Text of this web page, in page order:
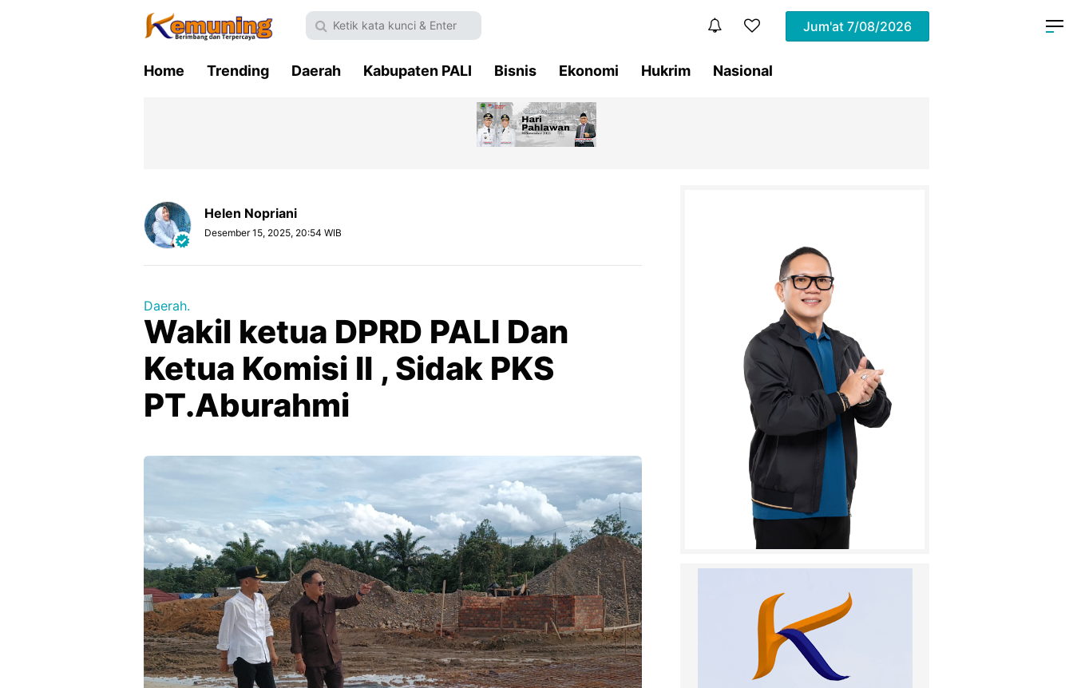
Jum'at 7/08/2026
Home Trending Daerah Kabupaten PALI Bisnis Ekonomi Hukrim Nasional
Helen Nopriani
Desember 15, 2025, 20:54 WIB
Daerah.
Wakil ketua DPRD PALI Dan
Ketua Komisi II , Sidak PKS
PT.Aburahmi